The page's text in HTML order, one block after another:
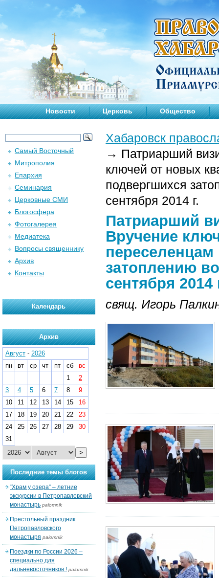
Новости Церковь Общество
Хабаровск
→ Патриарший
ключей от новых
подвергшихся
сентября 2014 г.
Патриарший
Вручение
затоплению
сентября 2014
свящ. Игорь
Самый Восточный
Митрополия
Епархия
Семинария
Церковные СМИ
Блогосфера
Фотогалерея
Медиатека
Вопросы священнику
Архив
Контакты
Календарь
Архив
Август - 2026
пн
вт ср чт пт сб
вс
1
2
3
4 5 6 7 8
9
10
11 12 13 14 15
16
17
18 19 20 21 22
23
24
25 26 27 28 29
30
31
>
Последние темы блогов
“Храм у озера” – летние
экскурсии в Петропавловский
монастырь palomnik
Престольный праздник
Петропавловского
монастыря palomnik
Поездки по России 2026 –
специально для
дальневосточников ! palomnik